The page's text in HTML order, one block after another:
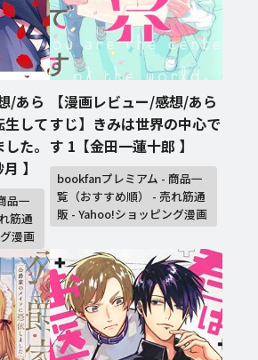
/あら
生して
た。
】
品一
筋通
漫画
【漫画レビュー/感想/あら
すじ】きみは世界の中心で
す 1【金田一蓮十郎 】
bookfanプレミアム - 商品一
覧（おすすめ順） - 売れ筋通
販 - Yahoo!ショッピング漫画